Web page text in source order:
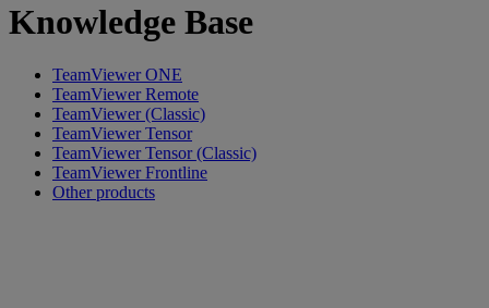
Knowledge Base
TeamViewer ONE
TeamViewer Remote
TeamViewer (Classic)
TeamViewer Tensor
TeamViewer Tensor (Classic)
TeamViewer Frontline
Other products